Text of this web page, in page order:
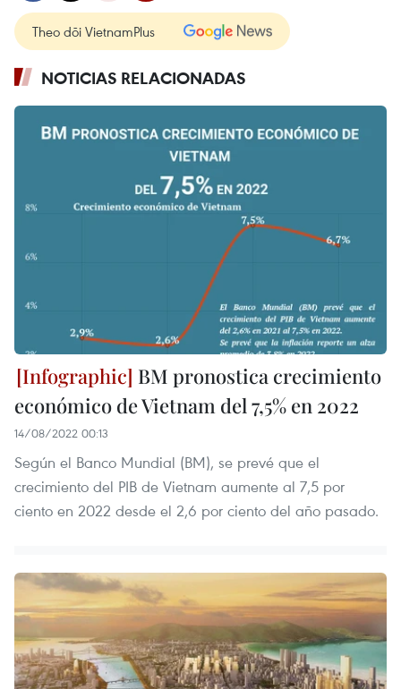
Theo dõi VietnamPlus
NOTICIAS RELACIONADAS
BM pronostica crecimiento
económico de Vietnam del 7,5% en 2022
14/08/2022 00:13
Según el Banco Mundial (BM), se prevé que el
crecimiento del PIB de Vietnam aumente al 7,5 por
ciento en 2022 desde el 2,6 por ciento del año pasado.